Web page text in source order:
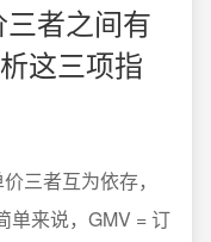
者之间有
这三项指
三者互为依存，
单来说，GMV = 订